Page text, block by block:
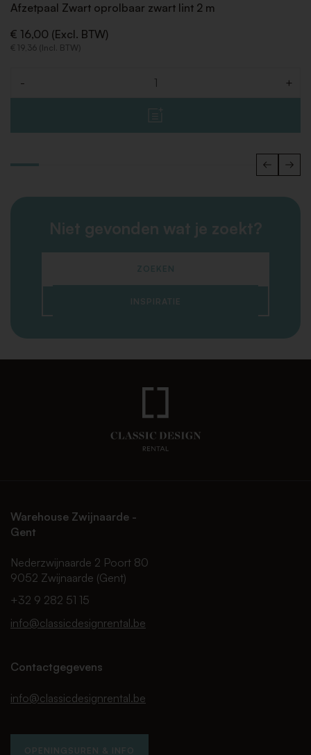
Afzetpaal Zwart oprolbaar zwart lint 2 m
€ 16,00 (Excl. BTW)
€ 19,36 (Incl. BTW)
- +
Niet gevonden wat je zoekt?
ZOEKEN
INSPIRATIE
Warehouse Zwijnaarde -
Gent
Nederzwijnaarde 2 Poort 80
9052 Zwijnaarde (Gent)
+32 9 282 51 15
info@classicdesignrental.be
Contactgegevens
info@classicdesignrental.be
OPENINGSUREN & INFO